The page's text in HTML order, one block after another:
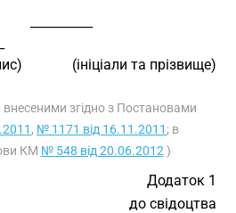
__________
(підпис)              (ініціали та прізвище)
внесеними згідно з Постановами
, № 1171 від 16.11.2011 ; в
КМ № 548 від 20.06.2012 )
Додаток 1
до свідоцтва